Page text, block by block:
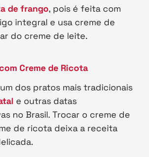
de frango, pois é feita com
integral e usa creme de
do creme de leite.
Creme de Ricota
dos pratos mais tradicionais
e outras datas
no Brasil. Trocar o creme de
de ricota deixa a receita